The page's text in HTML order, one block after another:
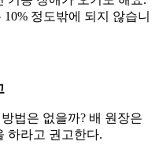
정도밖에 되지 않습니
법은 없을까? 배 원장은
하라고 권고한다.